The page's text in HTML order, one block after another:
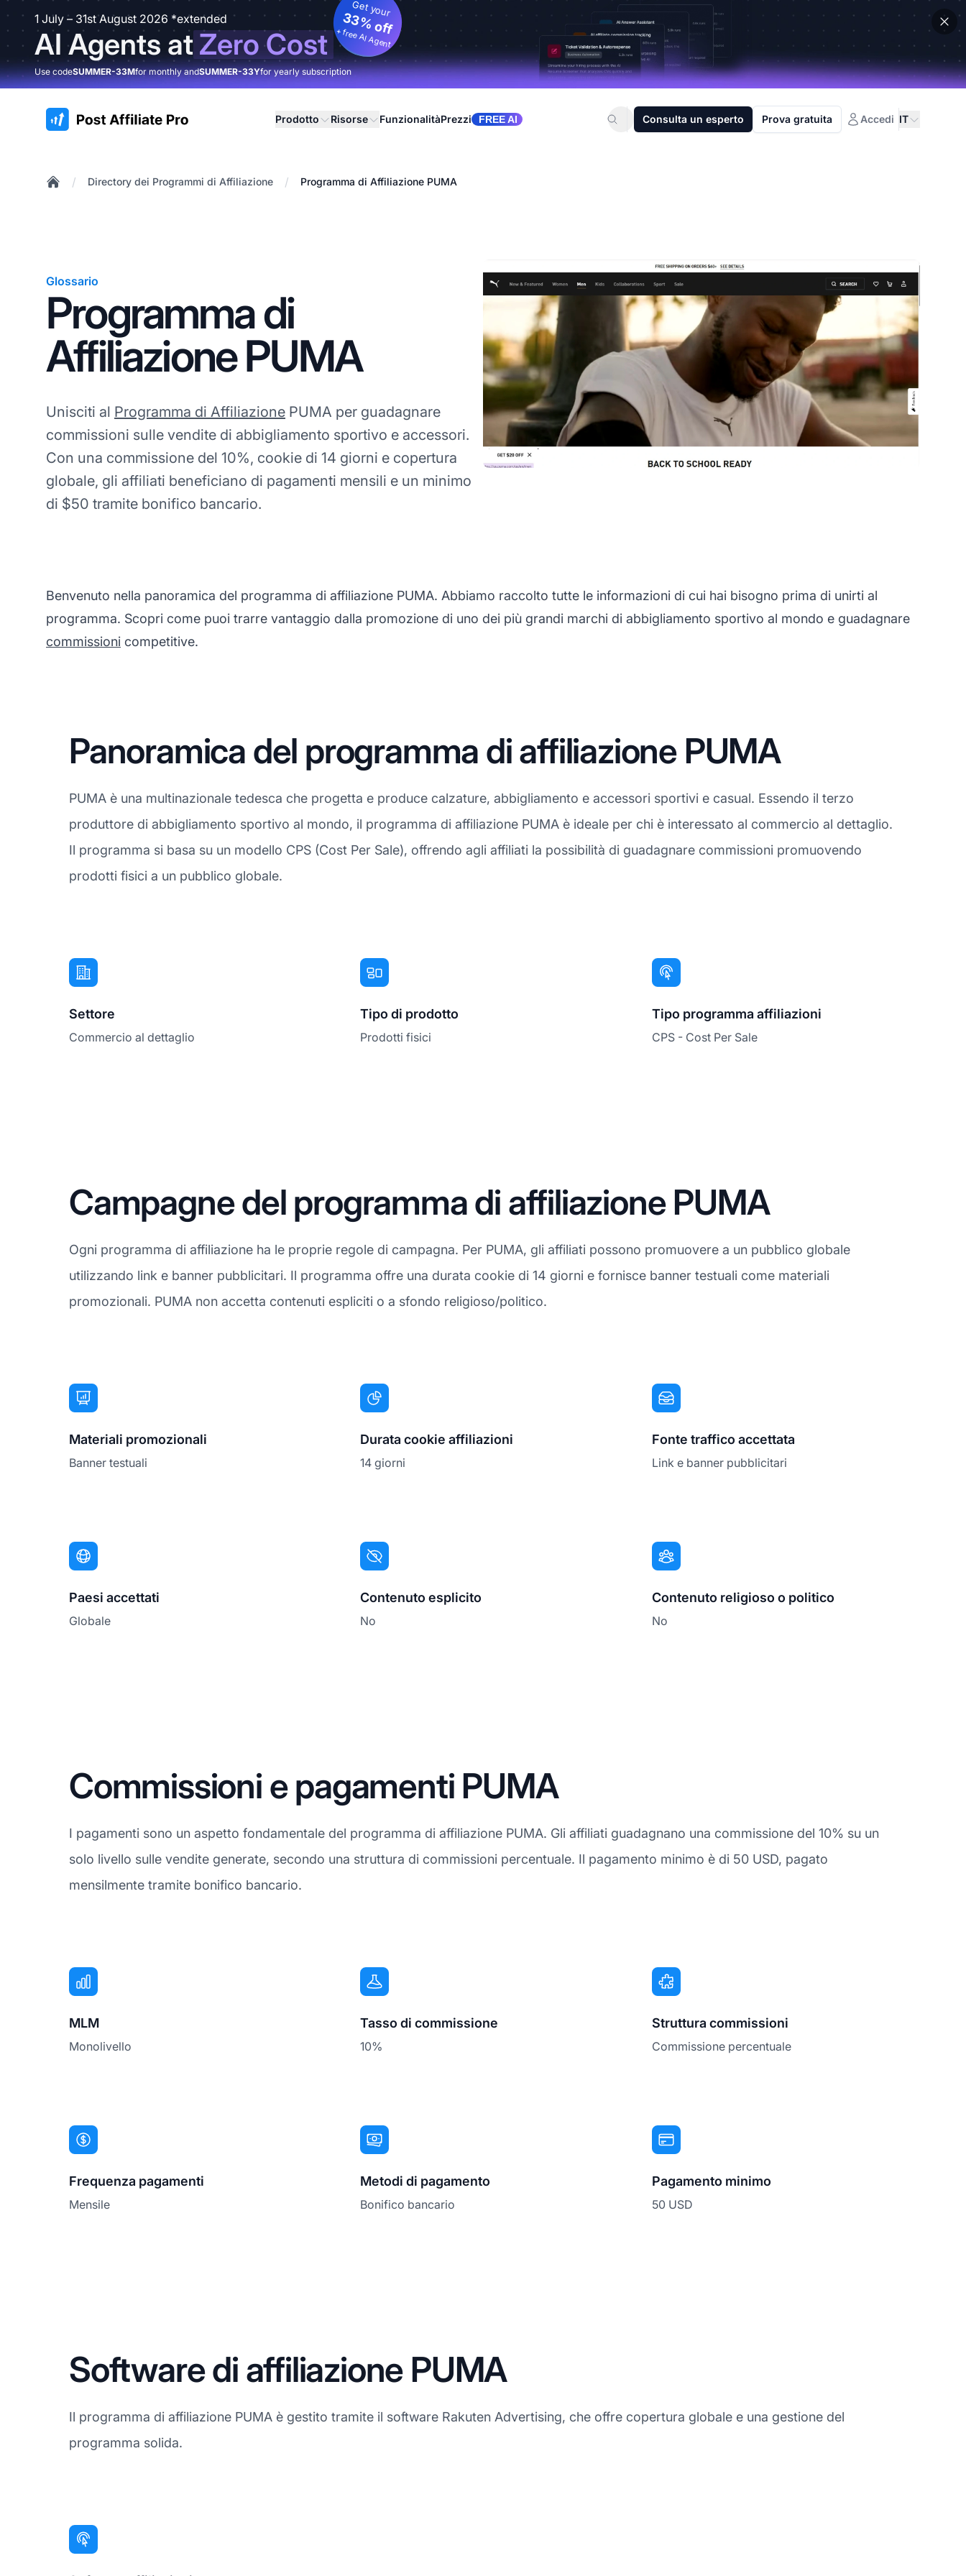
1 July – 31st August 2026 *extended
AI Agents atZero Cost
Get your
33% off
+ free AI Agent
Use codeSUMMER-33Mfor monthly andSUMMER-33Yfor yearly subscription
:site.title Prodotto Risorse FunzionalitàPrezzi FREE AI Consulta un esperto Prova gratuita Accedi IT
/ Directory dei Programmi di Affiliazione / Programma di Affiliazione PUMA
Glossario
Programma di
Affiliazione PUMA
Unisciti al Programma di Affiliazione PUMA per guadagnare
commissioni sulle vendite di abbigliamento sportivo e accessori.
Con una commissione del 10%, cookie di 14 giorni e copertura
globale, gli affiliati beneficiano di pagamenti mensili e un minimo
di $50 tramite bonifico bancario.
Benvenuto nella panoramica del programma di affiliazione PUMA. Abbiamo raccolto tutte le informazioni di cui hai bisogno prima di unirti al
programma. Scopri come puoi trarre vantaggio dalla promozione di uno dei più grandi marchi di abbigliamento sportivo al mondo e guadagnare
commissioni competitive.
Panoramica del programma di affiliazione PUMA
PUMA è una multinazionale tedesca che progetta e produce calzature, abbigliamento e accessori sportivi e casual. Essendo il terzo
produttore di abbigliamento sportivo al mondo, il programma di affiliazione PUMA è ideale per chi è interessato al commercio al dettaglio.
Il programma si basa su un modello CPS (Cost Per Sale), offrendo agli affiliati la possibilità di guadagnare commissioni promuovendo
prodotti fisici a un pubblico globale.
Settore
Commercio al dettaglio
Tipo di prodotto
Prodotti fisici
Tipo programma affiliazioni
CPS - Cost Per Sale
Campagne del programma di affiliazione PUMA
Ogni programma di affiliazione ha le proprie regole di campagna. Per PUMA, gli affiliati possono promuovere a un pubblico globale
utilizzando link e banner pubblicitari. Il programma offre una durata cookie di 14 giorni e fornisce banner testuali come materiali
promozionali. PUMA non accetta contenuti espliciti o a sfondo religioso/politico.
Materiali promozionali
Banner testuali
Durata cookie affiliazioni
14 giorni
Fonte traffico accettata
Link e banner pubblicitari
Paesi accettati
Globale
Contenuto esplicito
No
Contenuto religioso o politico
No
Commissioni e pagamenti PUMA
I pagamenti sono un aspetto fondamentale del programma di affiliazione PUMA. Gli affiliati guadagnano una commissione del 10% su un
solo livello sulle vendite generate, secondo una struttura di commissioni percentuale. Il pagamento minimo è di 50 USD, pagato
mensilmente tramite bonifico bancario.
MLM
Monolivello
Tasso di commissione
10%
Struttura commissioni
Commissione percentuale
Frequenza pagamenti
Mensile
Metodi di pagamento
Bonifico bancario
Pagamento minimo
50 USD
Software di affiliazione PUMA
Il programma di affiliazione PUMA è gestito tramite il software Rakuten Advertising, che offre copertura globale e una gestione del
programma solida.